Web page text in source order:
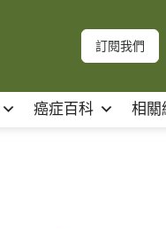
訂閱我們
癌症百科 相關